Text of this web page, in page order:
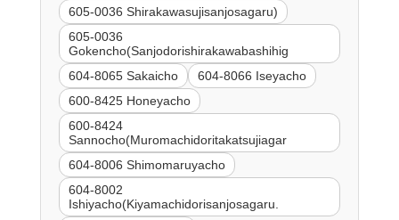
605-0036 Shirakawasujisanjosagaru)
605-0036
Gokencho(Sanjodorishirakawabashihig
604-8065 Sakaicho
604-8066 Iseyacho
600-8425 Honeyacho
600-8424
Sannocho(Muromachidoritakatsujiagar
604-8006 Shimomaruyacho
604-8002
Ishiyacho(Kiyamachidorisanjosagaru.